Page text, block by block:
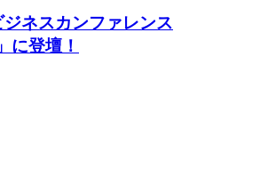
ネスカンファレンス
に登壇！